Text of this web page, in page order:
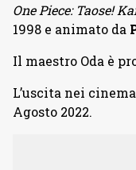
One Piece: Taose!
1998 e animato da
Il maestro Oda è
L’uscita nei
Agosto 2022.